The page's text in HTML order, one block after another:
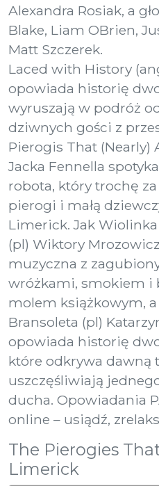
Alexandra Rosiak, a
Blake, Liam OBrien,
Matt Szczerek.
Laced with History
opowiada historię
wyruszają w podróż
dziwnych gości z
Pierogis That (Nearly)
Jacka Fennella
robota, który trochę
pierogi i małą
Limerick. Jak
(pl) Wiktory
muzyczna z
wróżkami, smokiem i
molem książkowym,
Bransoleta (pl)
opowiada historię
które odkrywa dawną
uszczęśliwiają
ducha. Opowiadania
online – usiądź,
The Pierogies
Limerick